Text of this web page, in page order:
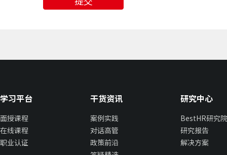
学习平台
面授课程
在线课程
职业认证
干货资讯
案例实践
对话高管
政策前沿
研究中心
BestHR研究院
研究报告
解决方案